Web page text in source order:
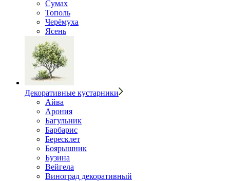
Сумах
Тополь
Черёмуха
Ясень
Декоративные кустарники
Айва
Арония
Багульник
Барбарис
Бересклет
Боярышник
Бузина
Вейгела
Виноград декоративный